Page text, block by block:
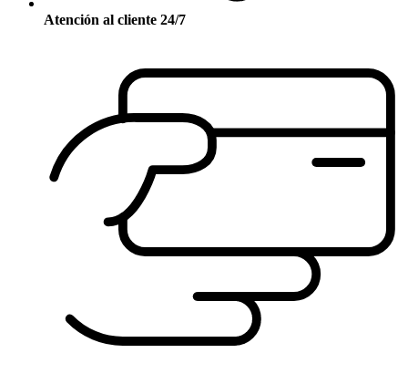
Atención al cliente 24/7